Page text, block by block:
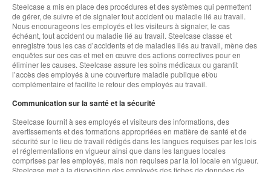
Steelcase a mis en place des procédures et des systèmes qui permettent
de gérer, de suivre et de signaler tout accident ou maladie lié au travail.
Nous encourageons les employés et les visiteurs à signaler, le cas
échéant, tout accident ou maladie lié au travail. Steelcase classe et
enregistre tous les cas d’accidents et de maladies liés au travail, mène des
enquêtes sur ces cas et met en œuvre des actions correctives pour en
éliminer les causes. Steelcase assure les soins médicaux ou garantit
l’accès des employés à une couverture maladie publique et/ou
complémentaire et facilite le retour des employés au travail.
Communication sur la santé et la sécurité
Steelcase fournit à ses employés et visiteurs des informations, des
avertissements et des formations appropriées en matière de santé et de
sécurité sur le lieu de travail rédigés dans les langues requises par les lois
et réglementations en vigueur ainsi que dans les langues locales
comprises par les employés, mais non requises par la loi locale en vigueur.
Steelcase met à la disposition des employés des fiches de données de